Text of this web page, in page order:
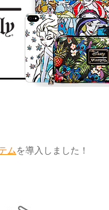
ム を導入しました！